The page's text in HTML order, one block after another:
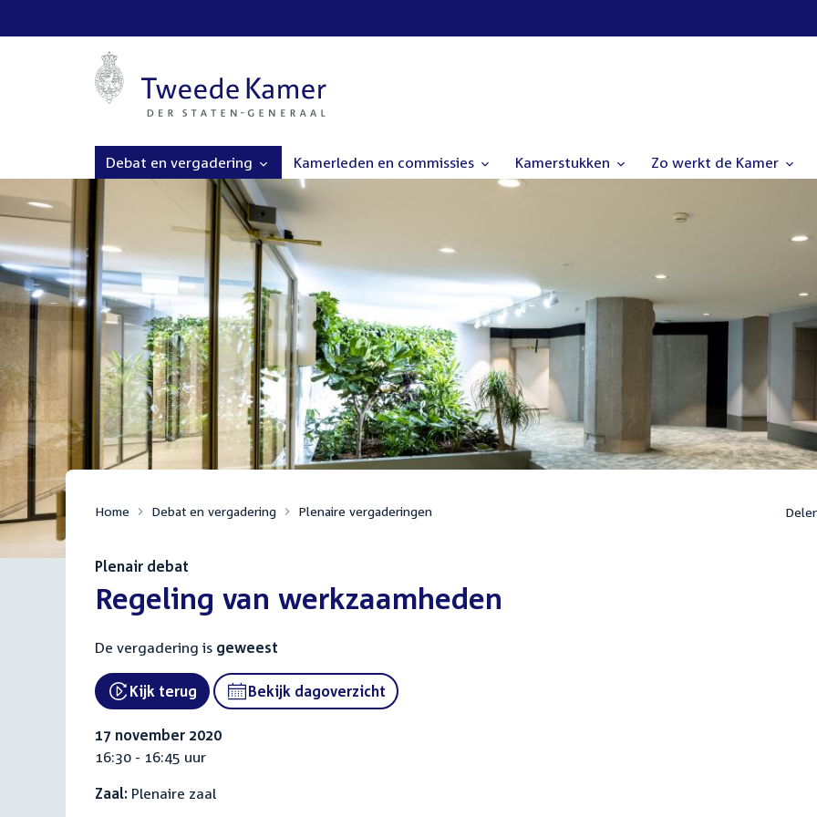
Debat en vergadering Kamerleden en commissies Kamerstukken Zo werkt de Kamer
Home Debat en vergadering Plenaire vergaderingen
Plenair debat
:Regeling van werkzaamheden
De vergadering is geweest
External link:
Kijk terug Bekijk dagoverzicht
17 november 2020
16:30 - 16:45 uur
Zaal: Plenaire zaal